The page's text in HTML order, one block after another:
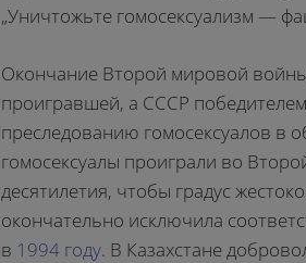
„Уничтожьте гомосексуализм —
Окончание Второй мировой
проигравшей, а СССР
преследованию гомосексуалов в
гомосексуалы проиграли во
десятилетия, чтобы градус
окончательно исключила
в 1994 году. В Казахстане